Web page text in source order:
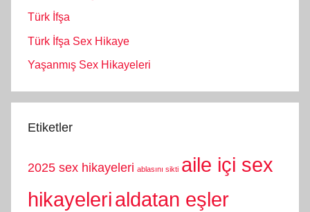
Türk İfşa
Türk İfşa Sex Hikaye
Yaşanmış Sex Hikayeleri
Etiketler
2025 sex hikayeleri ablasını sikti aile içi sex
hikayelerialdatan eşler